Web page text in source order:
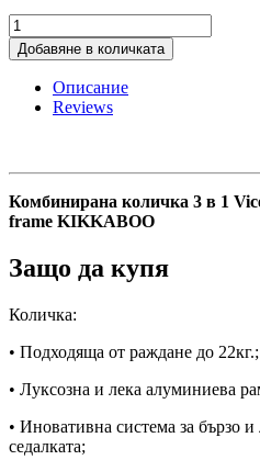
Комбинирана
количка
3
Vicenza
golden
frame
KIKKABOO
Добавяне в количката
Описание
Reviews
Комбинирана количка 3 в 1
frame KIKKABOO
Защо да купя
Количка:
• Подходяща от раждане до 22кг.;
• Луксозна и лека алуминиева
• Иновативна система за бързо
седалката;